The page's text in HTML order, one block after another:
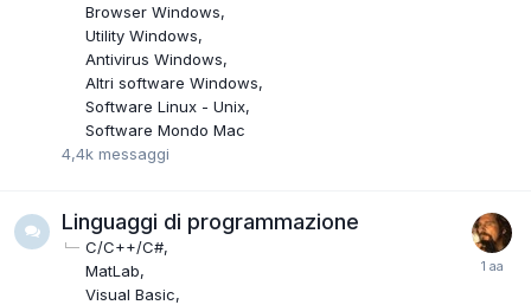
Browser Windows
Utility Windows
Antivirus Windows
Altri software Windows
Software Linux - Unix
Software Mondo Mac
4,4k messaggi
Linguaggi di programmazione
C/C++/C#
MatLab
Visual Basic